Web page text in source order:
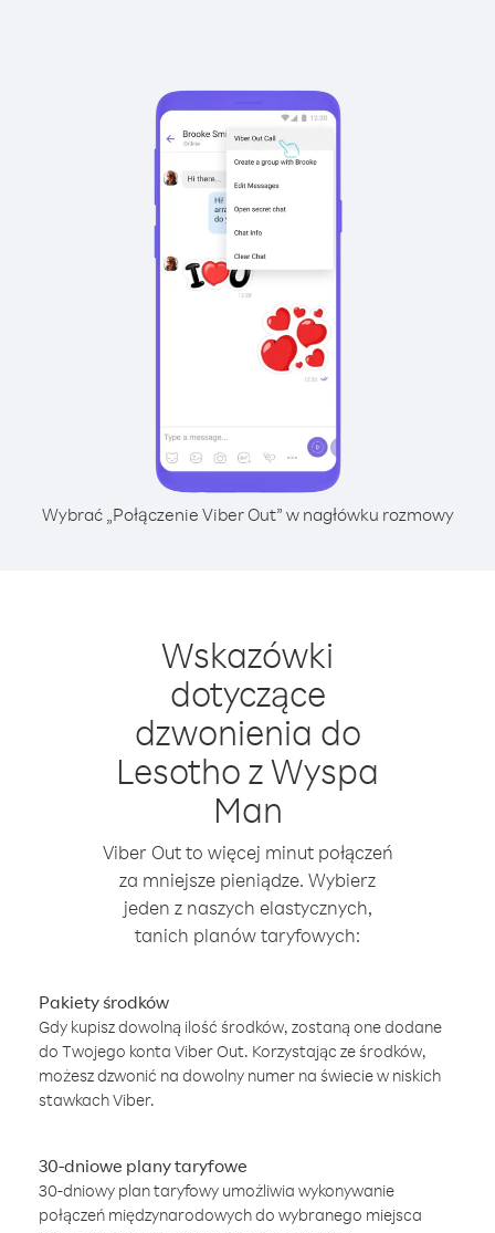
Wybrać „Połączenie Viber Out” w nagłówku rozmowy
Wskazówki
dotyczące
dzwonienia do
Lesotho z Wyspa
Man
Viber Out to więcej minut połączeń
za mniejsze pieniądze. Wybierz
jeden z naszych elastycznych,
tanich planów taryfowych:
Pakiety środków
Gdy kupisz dowolną ilość środków, zostaną one dodane
do Twojego konta Viber Out. Korzystając ze środków,
możesz dzwonić na dowolny numer na świecie w niskich
stawkach Viber.
30-dniowe plany taryfowe
30-dniowy plan taryfowy umożliwia wykonywanie
połączeń międzynarodowych do wybranego miejsca